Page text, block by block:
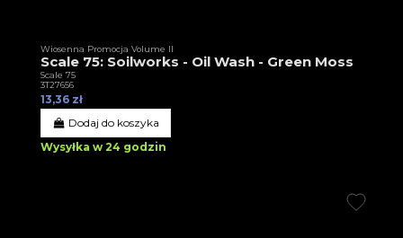
Wiosenna Promocja Volume II
Scale 75: Soilworks - Oil Wash - Green Moss
Scale 75
3T27656
13,36 zł
Dodaj do koszyka
Wysyłka w 24 godzin